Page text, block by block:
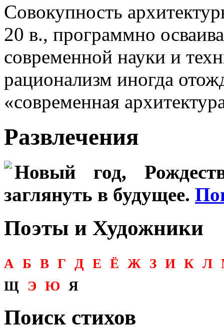
Совокупность
20 в., программно
современной науки и
рационализм иногда
«современная
Развлечения
Новый год,
заглянуть в будущее.
Поэты и Художники
А Б В Г Д Е Ё Ж З И К Л
Щ Э Ю Я
Поиск стихов